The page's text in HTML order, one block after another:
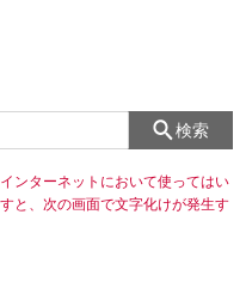
検索
ンターネットにおいて使ってはい
と、次の画面で文字化けが発生す